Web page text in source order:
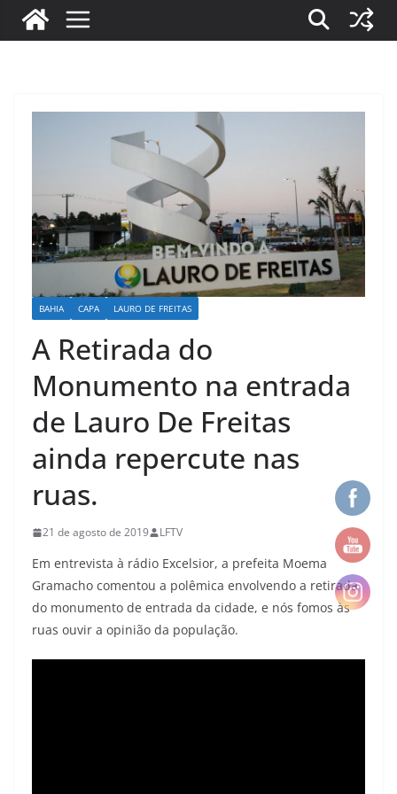
BAHIA CAPA LAURO DE FREITAS
A Retirada do
Monumento na entrada
de Lauro De Freitas
ainda repercute nas
ruas.
21 de agosto de 2019 LFTV
Em entrevista à rádio Excelsior, a prefeita Moema
Gramacho comentou a polêmica envolvendo a retirada
do monumento de entrada da cidade, e nós fomos às
ruas ouvir a opinião da população.